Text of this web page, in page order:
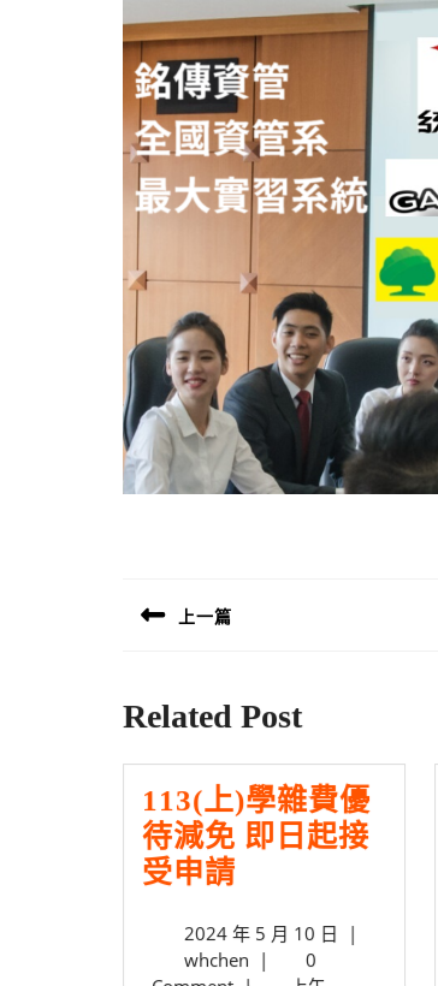
導
上一篇
Related Post
113(上)學雜費優
待減免 即日起接
受申請
雜
費
2024 年 5 月 10 日 2024
|
whchenwhchen
|
0